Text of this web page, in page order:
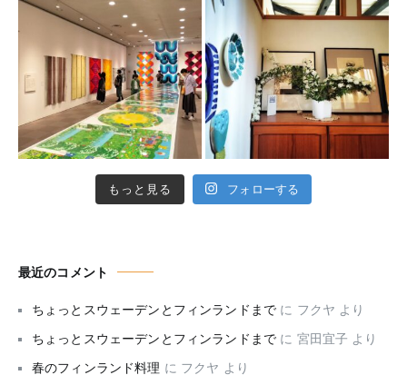
もっと見る フォローする
最近のコメント
ちょっとスウェーデンとフィンランドまで に フクヤ より
ちょっとスウェーデンとフィンランドまで に 宮田宜子 より
春のフィンランド料理 に フクヤ より